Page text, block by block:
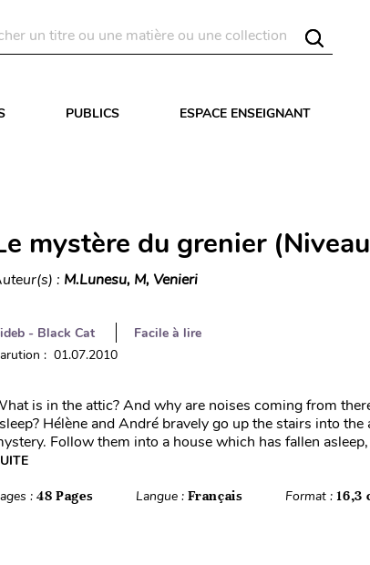
PUBLICS ESPACE ENSEIGNANT
mystère du grenier
: M.Lunesu, M, Venieri
- Black Cat
Facile à lire
: 01.07.2010
is in the attic? And why are noises coming from
Hélène and André bravely go up the stairs into
Follow them into a house which has fallen
: 48 Pages Langue :Français Format :16,3